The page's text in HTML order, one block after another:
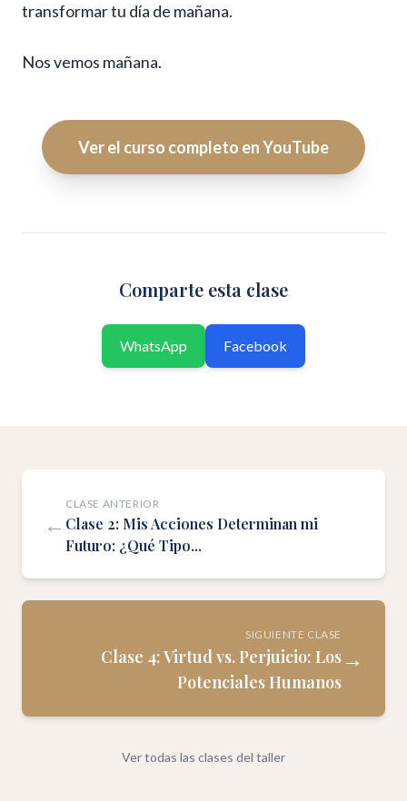
transformar tu día de mañana.
Nos vemos mañana.
Ver el curso completo en YouTube
Comparte esta clase
WhatsApp Facebook
←
CLASE ANTERIOR
Clase 2: Mis Acciones Determinan mi
Futuro: ¿Qué Tipo...
SIGUIENTE CLASE
Clase 4: Virtud vs. Perjuicio: Los
Potenciales Humanos
→
Ver todas las clases del taller